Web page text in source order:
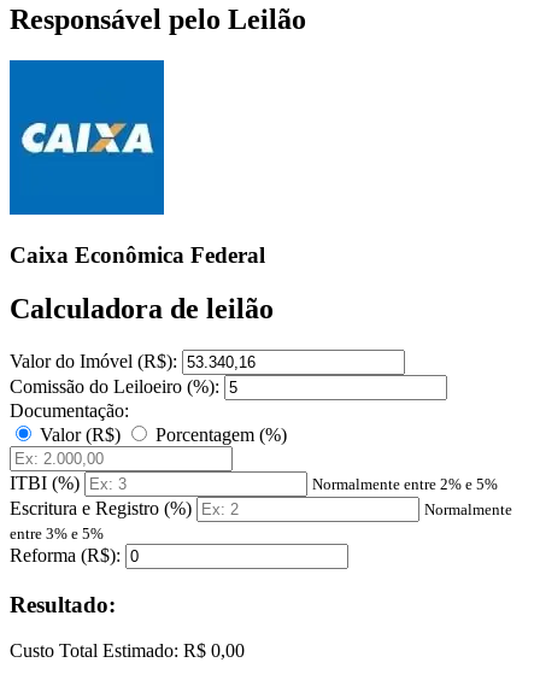
Responsável pelo Leilão
Caixa Econômica Federal
Calculadora de leilão
Valor do Imóvel (R$):
Comissão do Leiloeiro (%):
Documentação:
Valor (R$)
Porcentagem (%)
ITBI (%) Normalmente entre 2% e 5%
Escritura e Registro (%)
Normalmente
entre 3% e 5%
Reforma (R$):
Resultado:
Custo Total Estimado: R$ 0,00